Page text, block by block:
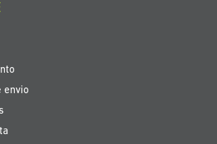
envio